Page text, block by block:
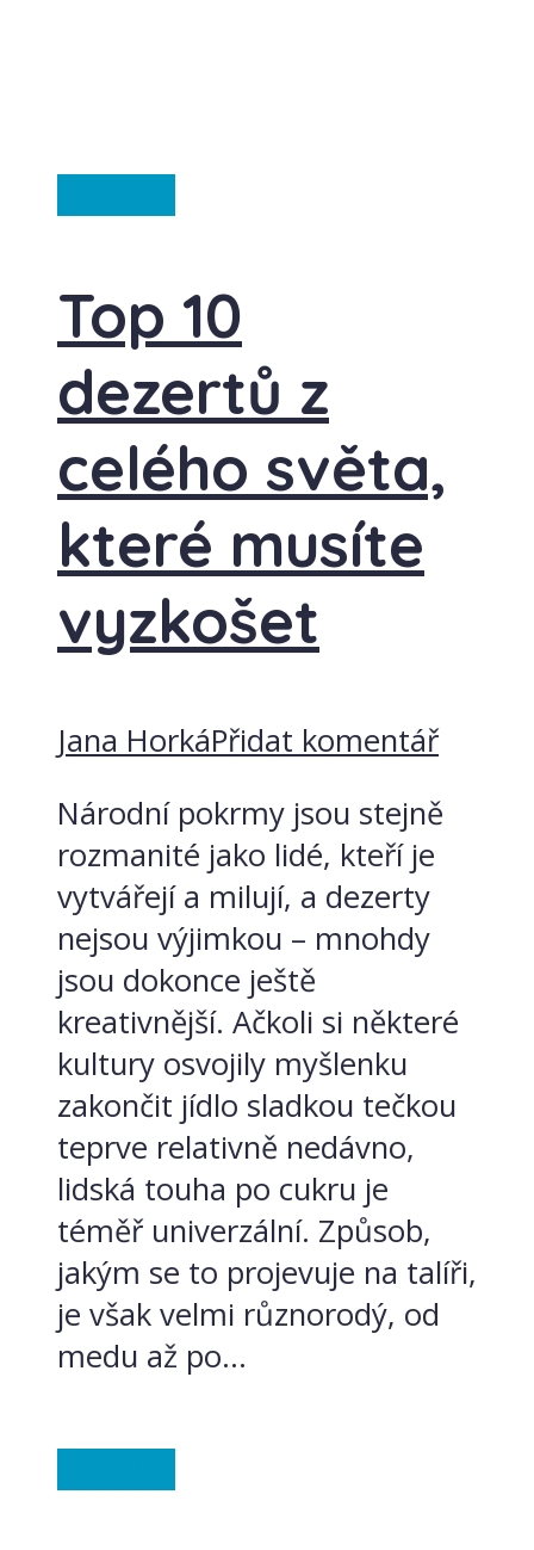
Top 10
dezertů z
celého světa,
které musíte
vyzkošet
Jana HorkáPřidat komentář
Národní pokrmy jsou stejně
rozmanité jako lidé, kteří je
vytvářejí a milují, a dezerty
nejsou výjimkou – mnohdy
jsou dokonce ještě
kreativnější. Ačkoli si některé
kultury osvojily myšlenku
zakončit jídlo sladkou tečkou
teprve relativně nedávno,
lidská touha po cukru je
téměř univerzální. Způsob,
jakým se to projevuje na talíři,
je však velmi různorodý, od
medu až po...